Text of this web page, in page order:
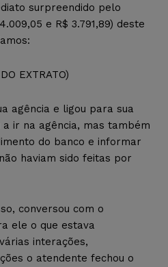
surpreendido pelo
e R$ 3.791,89) deste
EXTRATO)
agência e ligou para sua
ir na agência, mas também
do banco e informar
haviam sido feitas por
conversou com o
ele o que estava
interações,
o atendente fechou o